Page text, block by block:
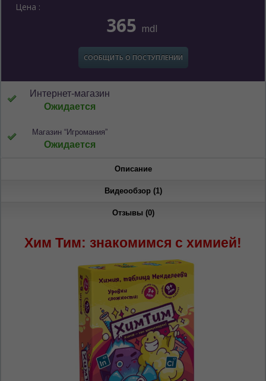
Цена :
365 mdl
СООБЩИТЬ О ПОСТУПЛЕНИИ
Интернет-магазин
Ожидается
Магазин “Игромания”
Ожидается
Описание
Видеообзор (1)
Отзывы (0)
Хим Тим: знакомимся с химией!
ЯЗЫК САЙТА / LIMBA SITE-ULUI